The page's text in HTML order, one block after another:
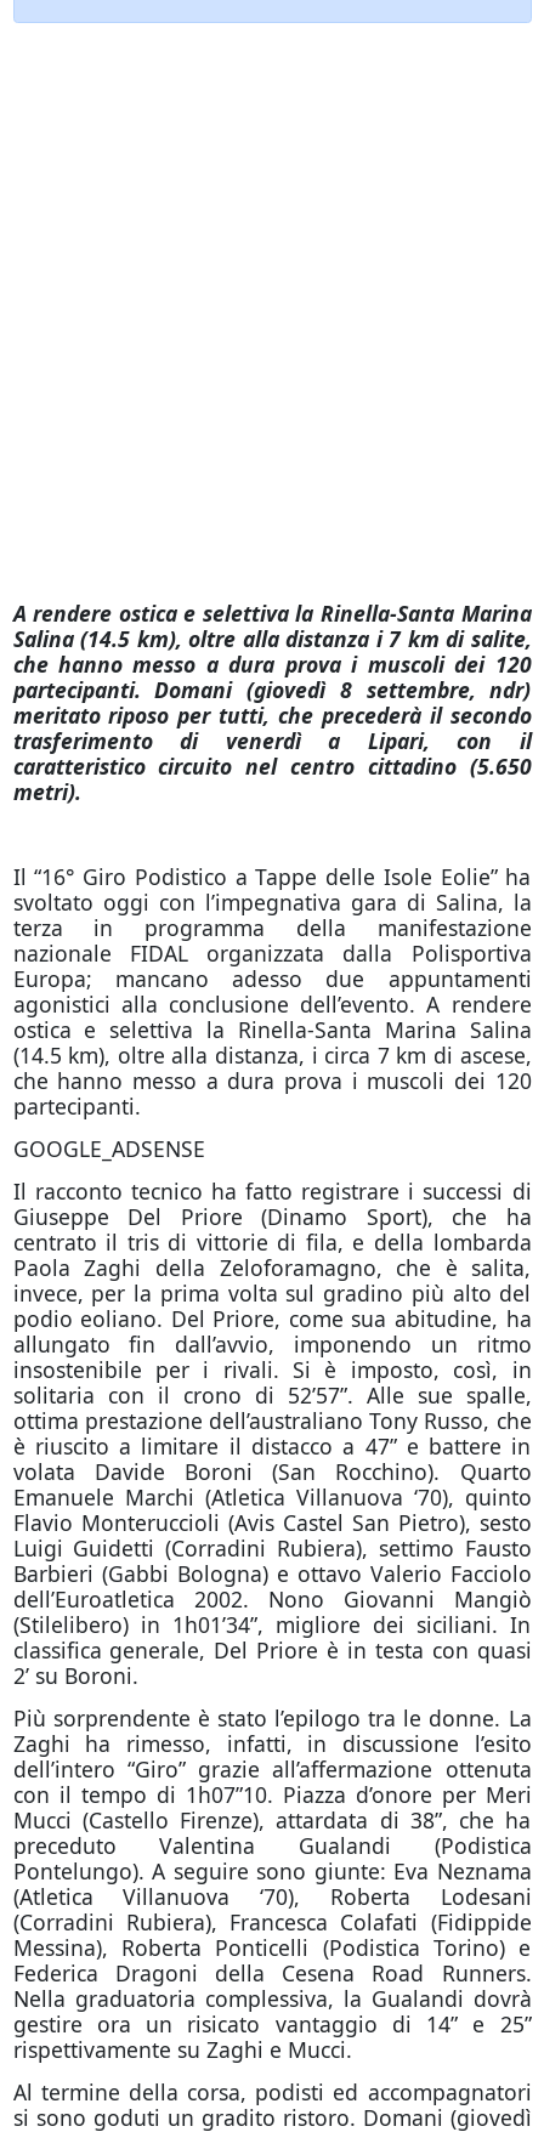
A rendere ostica e selettiva la Rinella-Santa Marina
Salina (14.5 km), oltre alla distanza i 7 km di salite,
che hanno messo a dura prova i muscoli dei 120
partecipanti. Domani (giovedì 8 settembre, ndr)
meritato riposo per tutti, che precederà il secondo
trasferimento di venerdì a Lipari, con il
caratteristico circuito nel centro cittadino (5.650
metri).
Il “16° Giro Podistico a Tappe delle Isole Eolie” ha
svoltato oggi con l’impegnativa gara di Salina, la
terza in programma della manifestazione
nazionale FIDAL organizzata dalla Polisportiva
Europa; mancano adesso due appuntamenti
agonistici alla conclusione dell’evento. A rendere
ostica e selettiva la Rinella-Santa Marina Salina
(14.5 km), oltre alla distanza, i circa 7 km di ascese,
che hanno messo a dura prova i muscoli dei 120
partecipanti.
GOOGLE_ADSENSE
Il racconto tecnico ha fatto registrare i successi di
Giuseppe Del Priore (Dinamo Sport), che ha
centrato il tris di vittorie di fila, e della lombarda
Paola Zaghi della Zeloforamagno, che è salita,
invece, per la prima volta sul gradino più alto del
podio eoliano. Del Priore, come sua abitudine, ha
allungato fin dall’avvio, imponendo un ritmo
insostenibile per i rivali. Si è imposto, così, in
solitaria con il crono di 52’57”. Alle sue spalle,
ottima prestazione dell’australiano Tony Russo, che
è riuscito a limitare il distacco a 47” e battere in
volata Davide Boroni (San Rocchino). Quarto
Emanuele Marchi (Atletica Villanuova ‘70), quinto
Flavio Monteruccioli (Avis Castel San Pietro), sesto
Luigi Guidetti (Corradini Rubiera), settimo Fausto
Barbieri (Gabbi Bologna) e ottavo Valerio Facciolo
dell’Euroatletica 2002. Nono Giovanni Mangiò
(Stilelibero) in 1h01’34”, migliore dei siciliani. In
classifica generale, Del Priore è in testa con quasi
2’ su Boroni.
Più sorprendente è stato l’epilogo tra le donne. La
Zaghi ha rimesso, infatti, in discussione l’esito
dell’intero “Giro” grazie all’affermazione ottenuta
con il tempo di 1h07”10. Piazza d’onore per Meri
Mucci (Castello Firenze), attardata di 38”, che ha
preceduto Valentina Gualandi (Podistica
Pontelungo). A seguire sono giunte: Eva Neznama
(Atletica Villanuova ‘70), Roberta Lodesani
(Corradini Rubiera), Francesca Colafati (Fidippide
Messina), Roberta Ponticelli (Podistica Torino) e
Federica Dragoni della Cesena Road Runners.
Nella graduatoria complessiva, la Gualandi dovrà
gestire ora un risicato vantaggio di 14” e 25”
rispettivamente su Zaghi e Mucci.
Al termine della corsa, podisti ed accompagnatori
si sono goduti un gradito ristoro. Domani (giovedì